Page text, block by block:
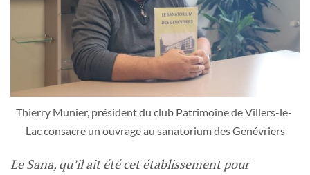
Thierry Munier, président du club Patrimoine de Villers-le-
Lac consacre un ouvrage au sanatorium des Genévriers
Le Sana, qu’il ait été cet établissement pour